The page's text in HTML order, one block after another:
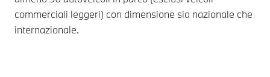
commerciali leggeri) con dimensione sia nazionale che
internazionale.